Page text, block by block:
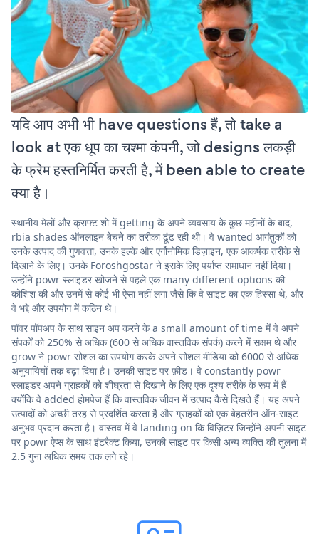
यदि आप अभी भी have questions हैं, तो take a
look at एक धूप का चश्मा कंपनी, जो designs लकड़ी
के फ्रेम हस्तनिर्मित करती है, में been able to create
क्या है।
स्थानीय मेलों और क्राफ्ट शो में getting के अपने व्यवसाय के कुछ महीनों के बाद,
rbia shades ऑनलाइन बेचने का तरीका ढूंढ रही थी। वे wanted आगंतुकों को
उनके उत्पाद की गुणवत्ता, उनके हल्के और एर्गोनोमिक डिज़ाइन, एक आकर्षक तरीके से
दिखाने के लिए। उनके Foroshgostar ने इसके लिए पर्याप्त समाधान नहीं दिया।
उन्होंने powr स्लाइडर खोजने से पहले एक many different options की
कोशिश की और उनमें से कोई भी ऐसा नहीं लगा जैसे कि वे साइट का एक हिस्सा थे, और
वे भद्दे और उपयोग में कठिन थे।
पॉवर पॉपअप के साथ साइन अप करने के a small amount of time में वे अपने
संपर्कों को 250% से अधिक (600 से अधिक वास्तविक संपर्क) करने में सक्षम थे और
grow ने powr सोशल का उपयोग करके अपने सोशल मीडिया को 6000 से अधिक
अनुयायियों तक बढ़ा दिया है। उनकी साइट पर फ़ीड। वे constantly powr
स्लाइडर अपने ग्राहकों को शीघ्रता से दिखाने के लिए एक दृश्य तरीके के रूप में हैं
क्योंकि वे added होमपेज हैं कि वास्तविक जीवन में उत्पाद कैसे दिखते हैं। यह अपने
उत्पादों को अच्छी तरह से प्रदर्शित करता है और ग्राहकों को एक बेहतरीन ऑन-साइट
अनुभव प्रदान करता है। वास्तव में वे landing on कि विज़िटर जिन्होंने अपनी साइट
पर powr ऐप्स के साथ इंटरैक्ट किया, उनकी साइट पर किसी अन्य व्यक्ति की तुलना में
2.5 गुना अधिक समय तक लगे रहे।